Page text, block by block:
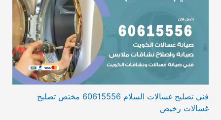
فني تصليح غسالات السلام 60615556 مختص تصليح
غسالات رخيص